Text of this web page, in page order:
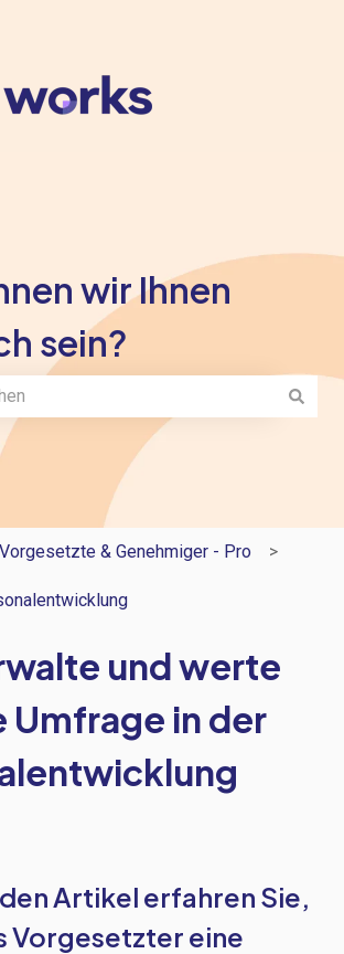
für Übersetzungen anzeigen
wir Ihnen
sein?
da das Suchfeld leer ist.
Vorgesetzte & Genehmiger - Pro
und werte
Umfrage in der
Artikel erfahren Sie,
Vorgesetzter eine